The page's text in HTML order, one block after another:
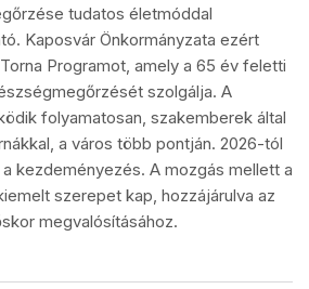
tudatos életmóddal
Kaposvár Önkormányzata ezért
Programot, amely a 65 év feletti
szolgálja. A
folyamatosan, szakemberek által
a város több pontján. 2026-tól
kezdeményezés. A mozgás mellett a
szerepet kap, hozzájárulva az
megvalósításához.